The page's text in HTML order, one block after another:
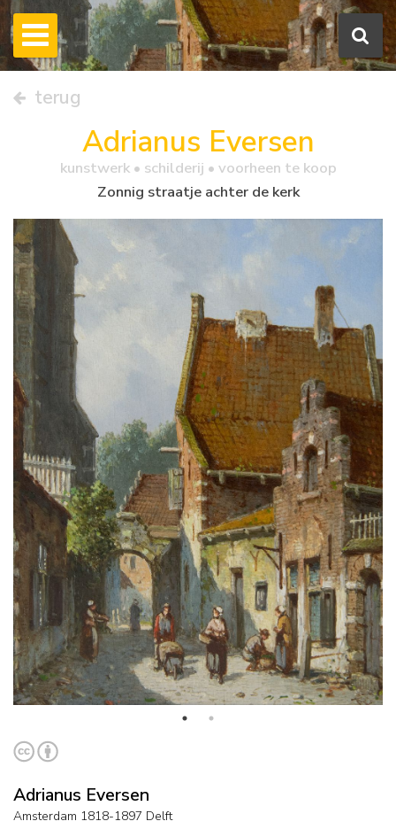
terug
Adrianus Eversen
kunstwerk • schilderij • voorheen te koop
Zonnig straatje achter de kerk
Adrianus Eversen
Amsterdam 1818-1897 Delft